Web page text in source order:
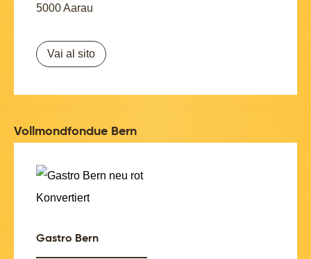
5000 Aarau
Vai al sito
Vollmondfondue Bern
Gastro Bern